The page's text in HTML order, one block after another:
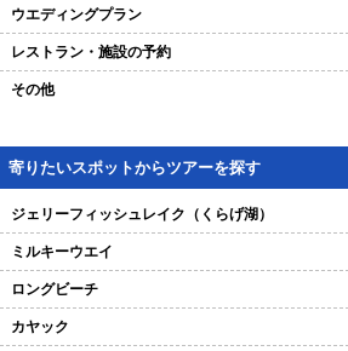
ウエディングプラン
レストラン・施設の予約
その他
寄りたいスポットからツアーを探す
ジェリーフィッシュレイク（くらげ湖）
ミルキーウエイ
ロングビーチ
カヤック